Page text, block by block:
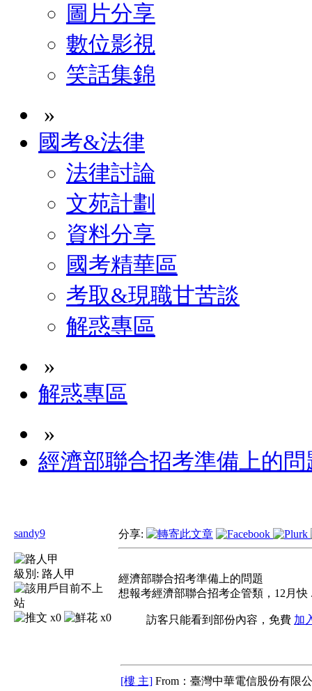
圖片分享
數位影視
笑話集錦
»
國考&法律
法律討論
文苑計劃
資料分享
國考精華區
考取&現職甘苦談
解惑專區
»
解惑專區
»
經濟部聯合招考準備上的問
sandy9
級別: 路人甲
x0 x0
分享:
經濟部聯合招考準備上的問題
想報考經濟部聯合招考企管類，12月快
訪客只能看到部份內容，免費 加
[樓 主] From：臺灣中華電信股份有限